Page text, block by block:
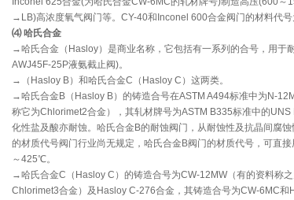
→LB)高浓度氧气阀门等。CY-40和Inconel 600合金阀门的材料代
⑷ 哈氏合金
→哈氏合金（Hasloy）是商业名称，它包括有一系列的合号，用于
AWJ45F-25P液氨截止阀)。
→（Hasloy B）和哈氏合金C（Hasloy C）这两类。
→哈氏合金B（Hasloy B）的铸造合号在ASTM A494标准中为N-
称它为Chlorimet2合金），其轧材牌号为ASTM B335标准中的
化性盐及酸亦耐蚀。哈氏合金B的耐蚀阀门，从耐蚀性及抗晶间腐
的材质代号阀门行业尚无规定，哈氏合金B阀门的材质代号，可直
～425℃。
→哈氏合金C（Hasloy C）的铸造合号为CW-12MW（有的资料称
Chlorimet3合金）及Hasloy C-276合金，其铸造合号为CW-6MC